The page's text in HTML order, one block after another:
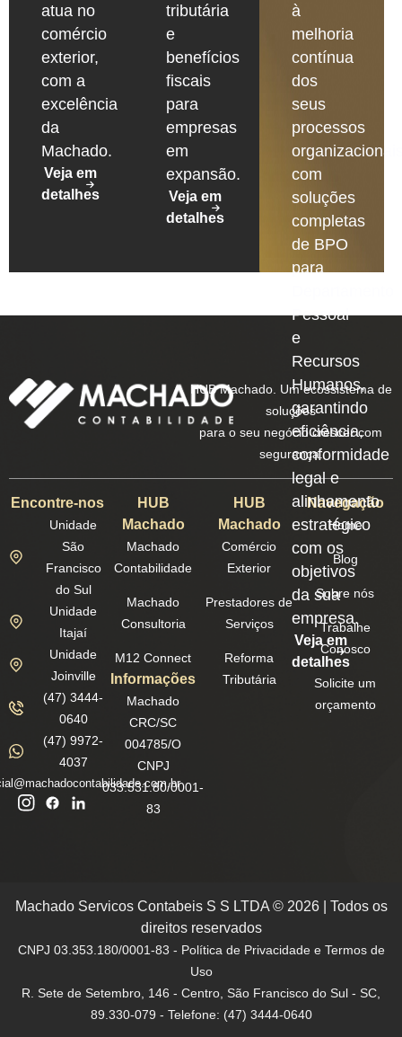
atua no
comércio
exterior,
com a
excelência
da
Machado.
Veja em
detalhes
tributária
e
benefícios
fiscais
para
empresas
em
expansão.
Veja em
detalhes
à
melhoria
contínua
dos
seus
processos
com
soluções
completas
de BPO
para
Pessoal
e
Recursos
Humanos,
garantindo
eficiência,
conformidade
legal e
alinhamento
estratégico
com os
objetivos
da sua
empresa.
Veja em
detalhes
HUB Machado. Um ecossistema de
soluções
para o seu negócio crescer com
segurança.
Encontre-nos
Unidade
São
Francisco
do Sul
Unidade
Itajaí
Unidade
Joinville
(47) 3444-
0640
(47) 9972-
4037
HUB
Machado
Machado
Contabilidade
Machado
Consultoria
M12 Connect
Informações
Machado
CRC/SC
004785/O
CNPJ
033.531.80/0001-
83
HUB
Machado
Comércio
Exterior
Prestadores de
Serviços
Reforma
Tributária
Navegação
Home
Blog
Sobre nós
Trabalhe
Conosco
Solicite um
orçamento
Machado Servicos Contabeis S S LTDA © 2026 | Todos os
direitos reservados
CNPJ 03.353.180/0001-83 - Política de Privacidade e Termos de
Uso
R. Sete de Setembro, 146 - Centro, São Francisco do Sul - SC,
89.330-079 - Telefone: (47) 3444-0640